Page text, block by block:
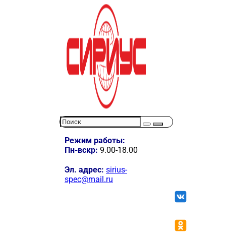
Режим работы:
Пн-вскр: 9.00-18.00
Эл. адрес: sirius-
spec@mail.ru